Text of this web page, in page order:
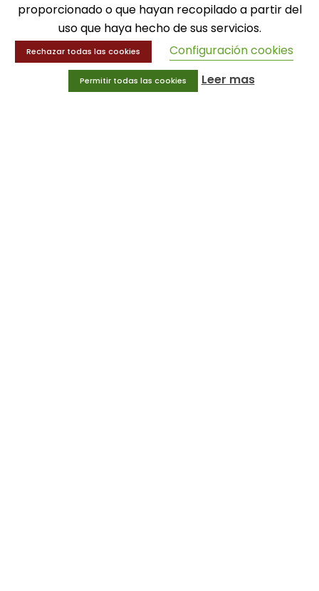
Balones
Educación física
Entrenamiento y educación física
proporcionado o que hayan recopilado a partir del
uso que haya hecho de sus servicios.
Rechazar todas las cookies Configuración cookies
Permitir todas las cookies Leer mas